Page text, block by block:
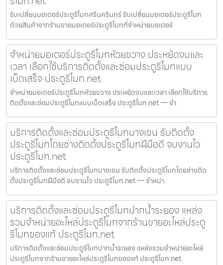
รับเปลี่ยนมอเตอร์ประตูรีโมทศรีนครินทร์ รับเปลี่ยนมอเตอร์ประตูรีโมท
ด้วยสินค้าจากร้านขายมอเตอร์ประตูรีโมทที่จำหน่ายมอเตอร์
จำหน่ายมอเตอร์ประตูรีโมทห้วยขวาง ประหยัดงบและ
เวลา เลือกใช้บริการติดตั้งและซ่อมประตูรีโมทแบบ
เบ็ดเสร็จ ประตูรีโมท.net
จำหน่ายมอเตอร์ประตูรีโมทห้วยขวาง ประหยัดงบและเวลา เลือกใช้บริการ
ติดตั้งและซ่อมประตูรีโมทแบบเบ็ดเสร็จ ประตูรีโมท.net — จำ
บริการติดตั้งและซ่อมประตูรีโมทบางเขน รับติดตั้ง
ประตูรีโมทโดยช่างติดตั้งประตูรีโมทฝีมือดี จบงานไว
ประตูรีโมท.net
บริการติดตั้งและซ่อมประตูรีโมทบางเขน รับติดตั้งประตูรีโมทโดยช่างติด
ตั้งประตูรีโมทฝีมือดี จบงานไว ประตูรีโมท.net — จำหน่า
บริการติดตั้งและซ่อมประตูรีโมทปากน้ำระยอง แหล่ง
รวมจำหน่ายอะไหล่ประตูรีโมทจากร้านขายอะไหล่ประตู
รีโมทของแท้ ประตูรีโมท.net
บริการติดตั้งและซ่อมประตูรีโมทปากน้ำระยอง แหล่งรวมจำหน่ายอะไหล่
ประตูรีโมทจากร้านขายอะไหล่ประตูรีโมทของแท้ ประตูรีโมท.net